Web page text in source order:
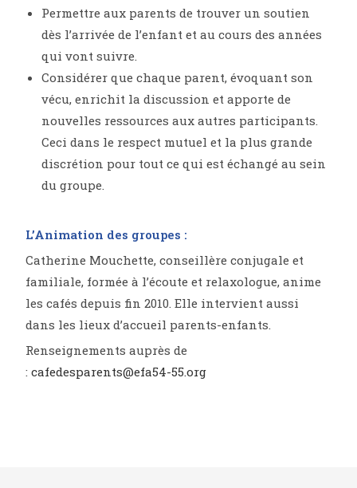
Permettre aux parents de trouver un soutien
dès l’arrivée de l’enfant et au cours des années
qui vont suivre.
Considérer que chaque parent, évoquant son
vécu, enrichit la discussion et apporte de
nouvelles ressources aux autres participants.
Ceci dans le respect mutuel et la plus grande
discrétion pour tout ce qui est échangé au sein
du groupe.
L’Animation des groupes :
Catherine Mouchette, conseillère conjugale et
familiale, formée à l’écoute et relaxologue, anime
les cafés depuis fin 2010. Elle intervient aussi
dans les lieux d’accueil parents-enfants.
Renseignements auprès de
:cafedesparents@efa54-55.org